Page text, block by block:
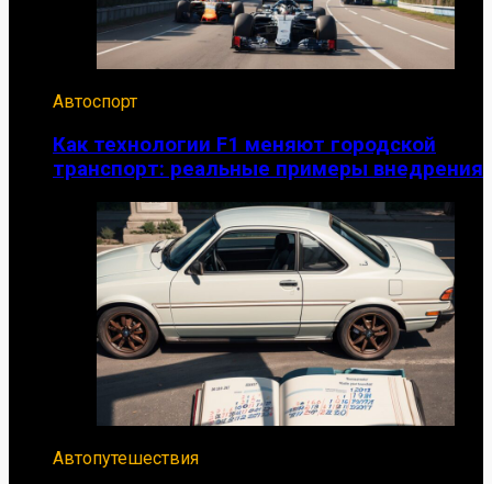
Автоспорт
Как технологии F1 меняют городской
транспорт: реальные примеры внедрения
Автопутешествия